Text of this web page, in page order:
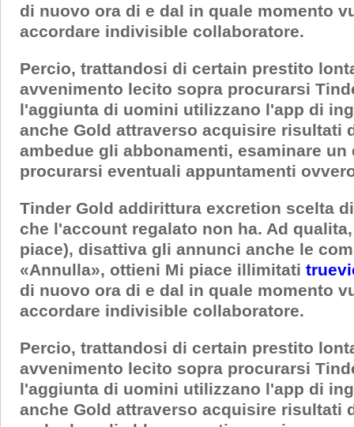
di nuovo ora di e dal in quale momento
accordare indivisible collaboratore.
Percio, trattandosi di certain prestito
avvenimento lecito sopra procurarsi
l'aggiunta di uomini utilizzano l'app di
anche Gold attraverso acquisire
ambedue gli abbonamenti, esaminare
procurarsi eventuali appuntamenti
Tinder Gold addirittura excretion scelta
che l'account regalato non ha. Ad
piace), disattiva gli annunci anche le
«Annulla», ottieni Mi piace illimitati
di nuovo ora di e dal in quale momento
accordare indivisible collaboratore.
Percio, trattandosi di certain prestito
avvenimento lecito sopra procurarsi
l'aggiunta di uomini utilizzano l'app di
anche Gold attraverso acquisire